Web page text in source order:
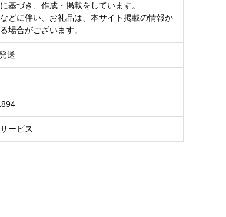
基づき、作成・掲載をしています。
どに伴い、お礼品は、本サイト掲載の情報か
場合がございます。
送
ービス